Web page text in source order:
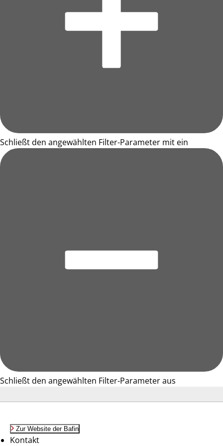
Schließt den angewählten Filter-Parameter mit ein
Schließt den angewählten Filter-Parameter aus
Zur Website der Bafin
Kontakt